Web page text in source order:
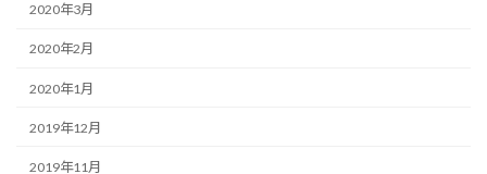
2020年3月
2020年2月
2020年1月
2019年12月
2019年11月